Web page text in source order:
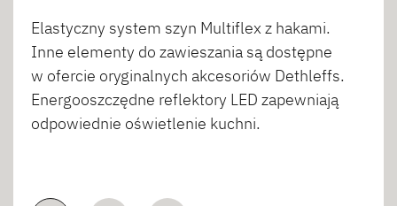
Elastyczny system szyn Multiflex z hakami.
Inne elementy do zawieszania są dostępne
w ofercie oryginalnych akcesoriów Dethleffs.
Energooszczędne reflektory LED zapewniają
odpowiednie oświetlenie kuchni.